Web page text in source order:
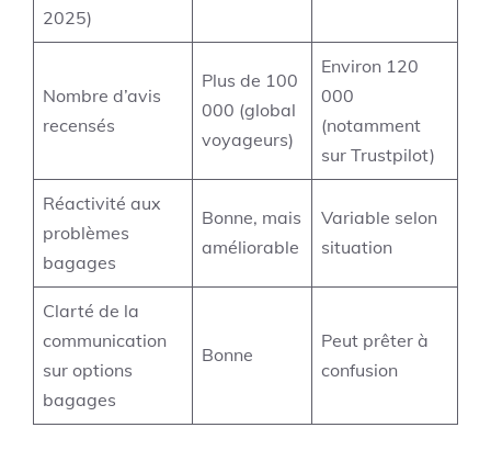
2025)
Nombre d’avis
recensés
Plus de 100
000 (global
voyageurs)
Environ 120
000
(notamment
sur Trustpilot)
Réactivité aux
problèmes
bagages
Bonne, mais
améliorable
Variable selon
situation
Clarté de la
communication
sur options
bagages
Bonne
Peut prêter à
confusion